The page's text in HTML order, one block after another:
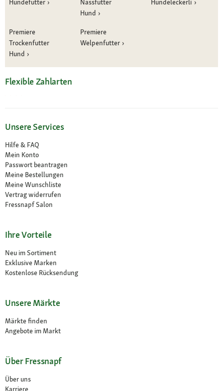
Hundefutter
Nassfutter
Hund
Hundeleckerli
Premiere
Trockenfutter
Hund
Premiere
Welpenfutter
Flexible Zahlarten
Unsere Services
Hilfe & FAQ
Mein Konto
Passwort beantragen
Meine Bestellungen
Meine Wunschliste
Vertrag widerrufen
Fressnapf Salon
Ihre Vorteile
Neu im Sortiment
Exklusive Marken
Kostenlose Rücksendung
Unsere Märkte
Märkte finden
Angebote im Markt
Über Fressnapf
Über uns
Karriere